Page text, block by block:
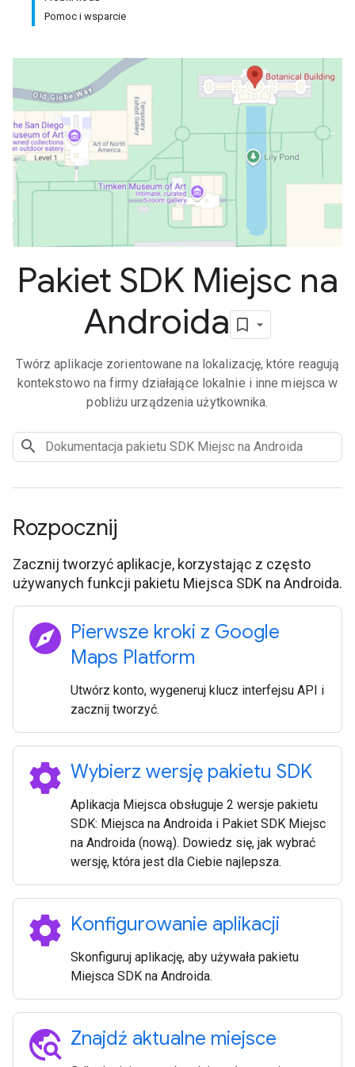
Pomoc i wsparcie
Pakiet SDK Miejsc na
Androida
Twórz aplikacje zorientowane na lokalizację, które reagują
kontekstowo na firmy działające lokalnie i inne miejsca w
pobliżu urządzenia użytkownika.
Rozpocznij
Zacznij tworzyć aplikacje, korzystając z często
używanych funkcji pakietu Miejsca SDK na Androida.
explore Pierwsze kroki z Google
Maps Platform
Utwórz konto, wygeneruj klucz interfejsu API i
zacznij tworzyć.
settings Wybierz wersję pakietu SDK
Aplikacja Miejsca obsługuje 2 wersje pakietu
SDK: Miejsca na Androida i Pakiet SDK Miejsc
na Androida (nową). Dowiedz się, jak wybrać
wersję, która jest dla Ciebie najlepsza.
settings Konfigurowanie aplikacji
Skonfiguruj aplikację, aby używała pakietu
Miejsca SDK na Androida.
travel_explore Znajdź aktualne miejsce